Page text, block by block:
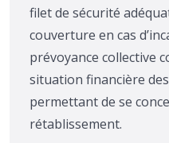
filet de sécurité
couverture en cas
prévoyance collective
situation financière
permettant de se
rétablissement.